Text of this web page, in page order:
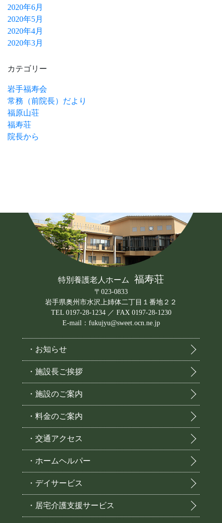
2020年6月
2020年5月
2020年4月
2020年3月
カテゴリー
岩手福寿会
常務（前院長）だより
福原山荘
福寿荘
院長から
特別養護老人ホーム 福寿荘
〒023-0833
岩手県奥州市水沢上姉体二丁目１番地２２
TEL 0197-28-1234 ／ FAX 0197-28-1230
E-mail：fukujyu@sweet.ocn.ne.jp
・お知らせ
・施設長ご挨拶
・施設のご案内
・料金のご案内
・交通アクセス
・ホームヘルパー
・デイサービス
・居宅介護支援サービス